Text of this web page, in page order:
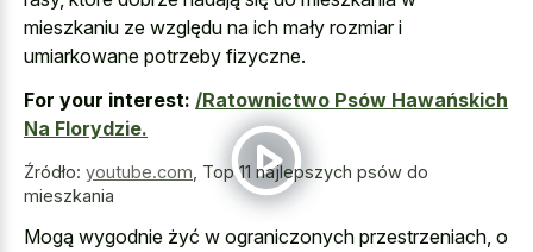
mieszkaniu ze względu na ich mały rozmiar i
umiarkowane potrzeby fizyczne.
For your interest: /Ratownictwo Psów Hawańskich
Na Florydzie.
Źródło: youtube.com Top 11 najlepszych psów do
mieszkania
Mogą wygodnie żyć w ograniczonych przestrzeniach, o